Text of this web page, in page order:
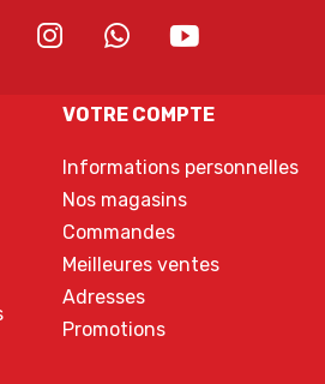
VOTRE COMPTE
Informations personnelles
Nos magasins
Commandes
Meilleures ventes
Adresses
Promotions